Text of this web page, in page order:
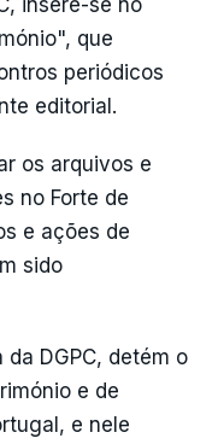
insere-se no
que
periódicos
editorial.
os arquivos e
no Forte de
e ações de
sido
DGPC, detém o
e de
e nele